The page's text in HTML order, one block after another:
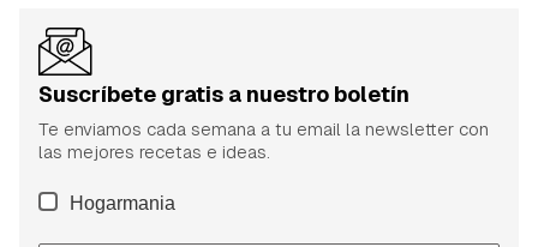
Suscríbete gratis a nuestro boletín
Te enviamos cada semana a tu email la newsletter con
las mejores recetas e ideas.
Hogarmania